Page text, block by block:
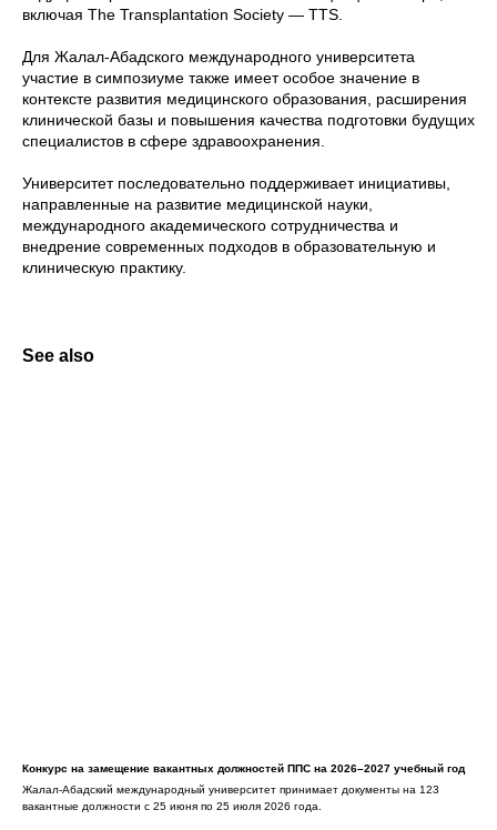
включая The Transplantation Society — TTS.
Для Жалал-Абадского международного университета
участие в симпозиуме также имеет особое значение в
контексте развития медицинского образования, расширения
клинической базы и повышения качества подготовки будущих
специалистов в сфере здравоохранения.
Университет последовательно поддерживает инициативы,
направленные на развитие медицинской науки,
международного академического сотрудничества и
внедрение современных подходов в образовательную и
клиническую практику.
See also
Конкурс на замещение вакантных должностей ППС на 2026–2027 учебный год
Жалал-Абадский международный университет принимает документы на 123
вакантные должности с 25 июня по 25 июля 2026 года.